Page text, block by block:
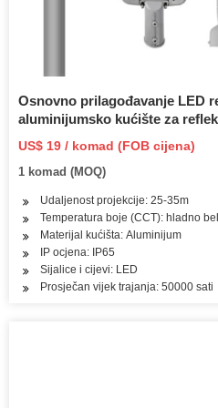
Osnovno prilagođavanje LED
aluminijumsko kućište za
LED 100W
US$ 19 / komad (FOB cijena)
1 komad (MOQ)
Udaljenost projekcije: 25-35m
Temperatura boje (CCT): hladno
Materijal kućišta: Aluminijum
IP ocjena: IP65
Sijalice i cijevi: LED
Prosječan vijek trajanja: 50000 sati